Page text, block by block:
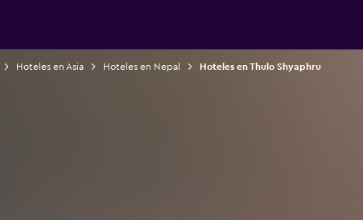
Hoteles en Asia Hoteles en Nepal Hoteles en Thulo Shyaphru